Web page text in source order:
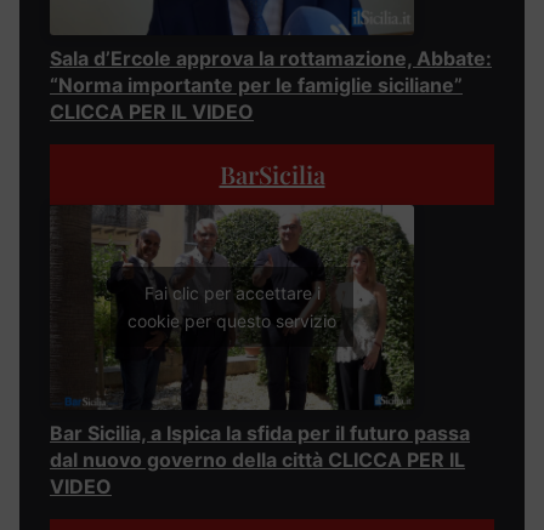
Sala d’Ercole approva la rottamazione, Abbate:
“Norma importante per le famiglie siciliane”
CLICCA PER IL VIDEO
BarSicilia
Fai clic per accettare i
cookie per questo servizio
Bar Sicilia, a Ispica la sfida per il futuro passa
dal nuovo governo della città CLICCA PER IL
VIDEO